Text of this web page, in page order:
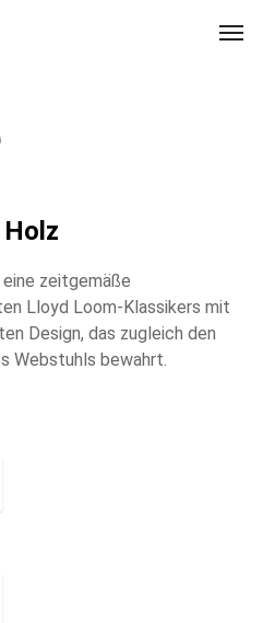
zeitgemäße
Lloyd Loom-Klassikers mit
Design, das zugleich den
Webstuhls bewahrt.